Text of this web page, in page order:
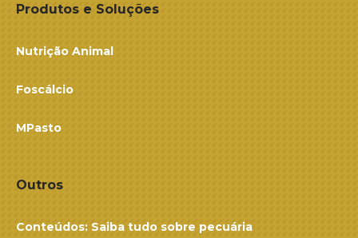
Produtos e Soluções
Nutrição Animal
Foscálcio
MPasto
Outros
Conteúdos: Saiba tudo sobre pecuária